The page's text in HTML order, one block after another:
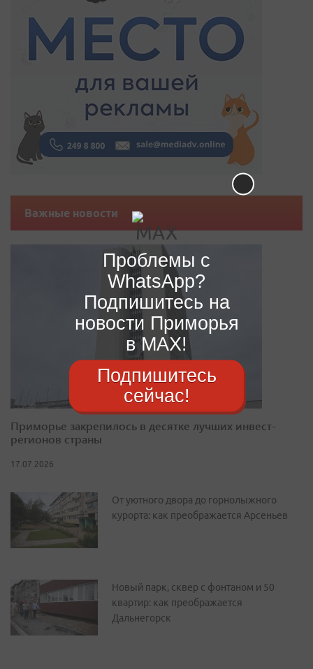
Важные новости
Приморье закрепилось в десятке лучших инвест-
регионов страны
17.07.2026
От уютного двора до горнолыжного
курорта: как преображается Арсеньев
Новый парк, сквер с фонтаном и 50
квартир: как преображается
Дальнегорск
Проблемы с
WhatsApp?
Подпишитесь на
новости Приморья
в MAX!
Подпишитесь
сейчас!